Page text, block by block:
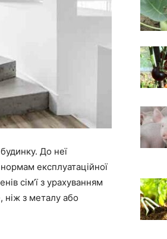
До неї
нормам експлуатаційної
сім’ї з урахуванням
ніж з металу або